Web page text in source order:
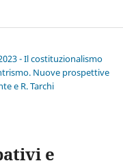
- Il costituzionalismo
Nuove prospettive
e R. Tarchi
e